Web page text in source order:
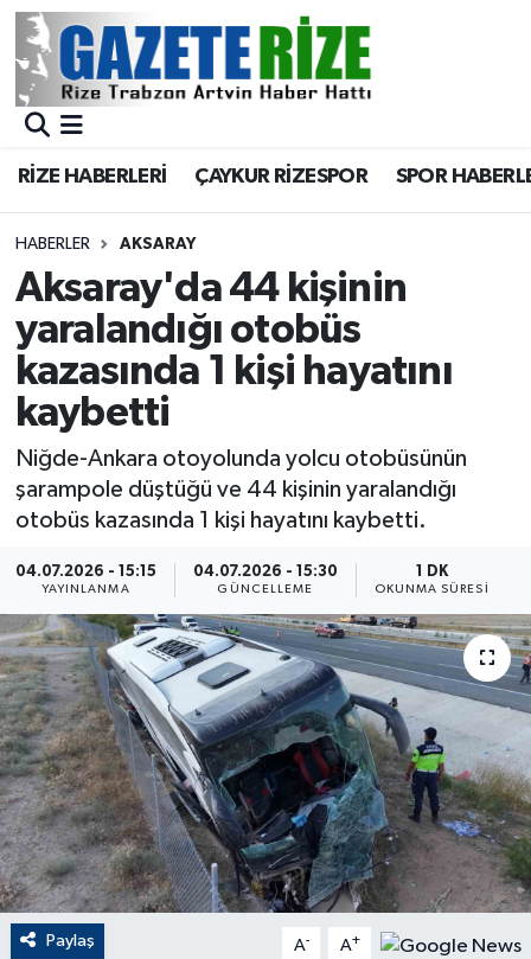
RİZE HABERLERİ ÇAYKUR RİZESPOR SPOR
HABERLER AKSARAY
Aksaray'da 44 kişinin
yaralandığı otobüs
kazasında 1 kişi hayatını
kaybetti
Niğde-Ankara otoyolunda yolcu otobüsünün
şarampole düştüğü ve 44 kişinin yaralandığı
otobüs kazasında 1 kişi hayatını kaybetti.
04.07.2026 - 15:15
YAYINLANMA
04.07.2026 - 15:30
GÜNCELLEME
1 DK
OKUNMA SÜRESI
Paylaş A- A+
BÖLGEMİZ
Asayiş
Rize Jandarma Komutanlığı
Bilim Teknoloji
Bölge
Advertising news
Canlı Maç
ÇEVRE
Dış Haberler
Dünya
EĞİTİM
EKONOMİ
English News
Finans
Merkez Nöbetçi Eczaneler
Merkez Trafik Yoğunluk Haritası
Süper Lig Puan Durumu ve Fikstür
Tüm Manşetler
Son Dakika Haberleri
Haber Arşivi